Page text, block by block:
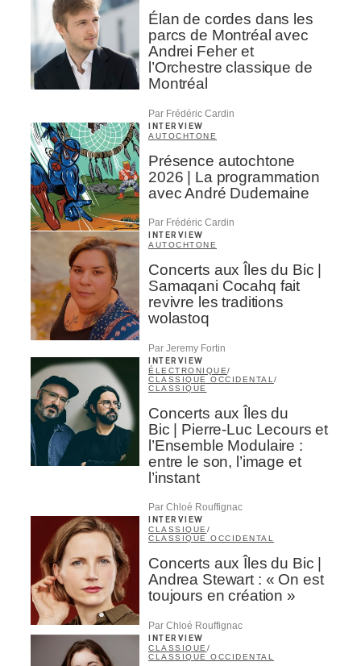
Élan de cordes dans les
parcs de Montréal avec
Andrei Feher et
l’Orchestre classique de
Montréal
Par Frédéric Cardin
INTERVIEW
AUTOCHTONE
Présence autochtone
2026 | La programmation
avec André Dudemaine
Par Frédéric Cardin
INTERVIEW
AUTOCHTONE
Concerts aux Îles du Bic |
Samaqani Cocahq fait
revivre les traditions
wolastoq
Par Jeremy Fortin
INTERVIEW
ÉLECTRONIQUE/
CLASSIQUE OCCIDENTAL /
CLASSIQUE
Concerts aux Îles du
Bic | Pierre-Luc Lecours et
l’Ensemble Modulaire :
entre le son, l’image et
l’instant
Par Chloé Rouffignac
INTERVIEW
CLASSIQUE /
CLASSIQUE OCCIDENTAL
Concerts aux Îles du Bic |
Andrea Stewart : « On est
toujours en création »
Par Chloé Rouffignac
INTERVIEW
CLASSIQUE /
CLASSIQUE OCCIDENTAL